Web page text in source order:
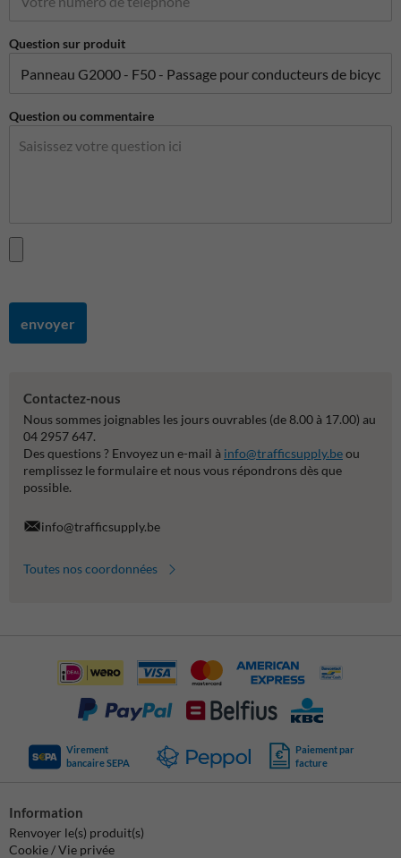
Question sur produit
Question ou commentaire
envoyer
Contactez-nous
Nous sommes joignables les jours ouvrables (de 8.00 à 17.00) au
04 2957 647.
Des questions ? Envoyez un e-mail à info@trafficsupply.beou
remplissez le formulaire et nous vous répondrons dès que
possible.
info@trafficsupply.be
Toutes nos coordonnées
Virement
bancaire SEPA
Paiement par
facture
Information
Renvoyer le(s) produit(s)
Cookie / Vie privée